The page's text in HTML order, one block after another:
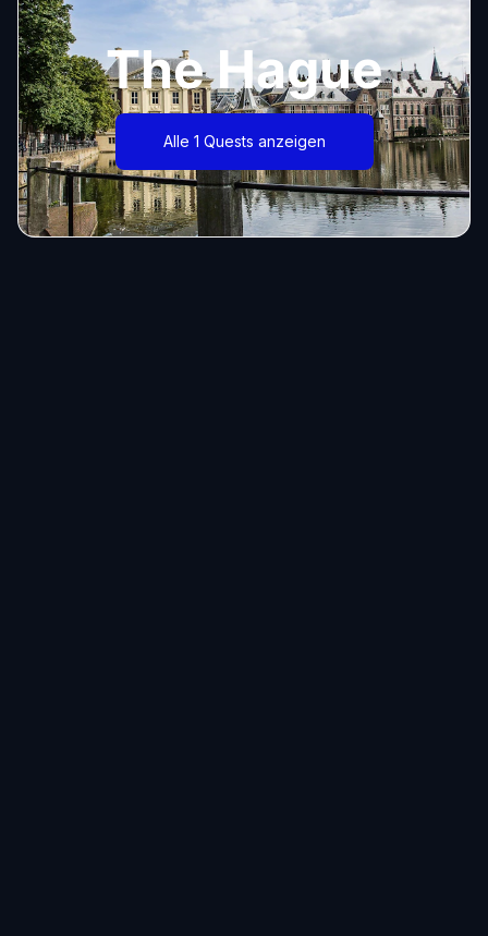
The Hague
Alle 1 Quests anzeigen